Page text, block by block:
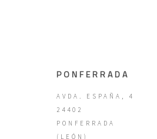
PONFERRADA
AVDA. ESPAÑA, 4
24402
PONFERRADA
(LEÓN)